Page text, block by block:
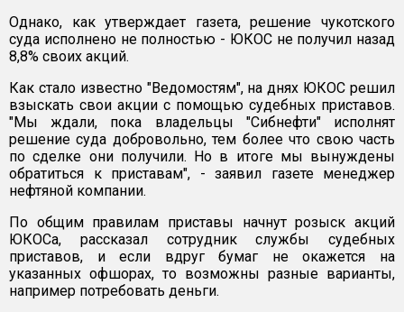
Однако, как утверждает газета, решение чукотского
суда исполнено не полностью - ЮКОС не получил назад
8,8% своих акций.
Как стало известно "Ведомостям", на днях ЮКОС решил
взыскать свои акции с помощью судебных приставов.
"Мы ждали, пока владельцы "Сибнефти" исполнят
решение суда добровольно, тем более что свою часть
по сделке они получили. Но в итоге мы вынуждены
обратиться к приставам", - заявил газете менеджер
нефтяной компании.
По общим правилам приставы начнут розыск акций
ЮКОСа, рассказал сотрудник службы судебных
приставов, и если вдруг бумаг не окажется на
указанных офшорах, то возможны разные варианты,
например потребовать деньги.